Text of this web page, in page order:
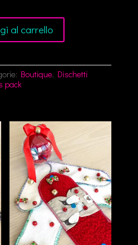
al carrello
Boutique, Dischetti
pack